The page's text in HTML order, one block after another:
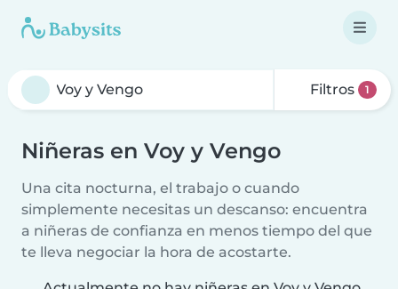
Filtros 1
Niñeras en Voy y Vengo
Una cita nocturna, el trabajo o cuando
simplemente necesitas un descanso: encuentra
a niñeras de confianza en menos tiempo del que
te lleva negociar la hora de acostarte.